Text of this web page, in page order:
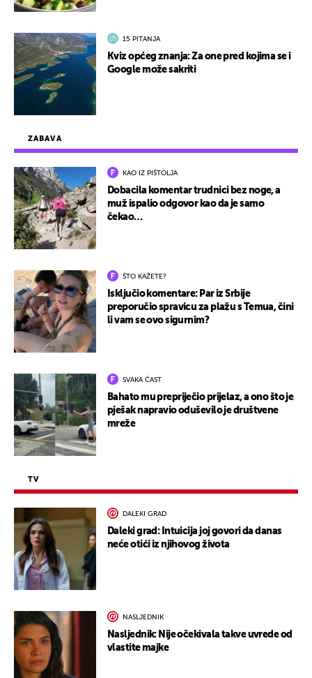
ZABAVA
KAO IZ PIŠTOLJA
Dobacila komentar trudnici bez noge, a
muž ispalio odgovor kao da je samo
čekao…
ŠTO KAŽETE?
Isključio komentare: Par iz Srbije
preporučio spravicu za plažu s Temua, čini
li vam se ovo sigurnim?
SVAKA ČAST
Bahato mu prepriječio prijelaz, a ono što je
pješak napravio oduševilo je društvene
mreže
TV
DALEKI GRAD
Daleki grad: Intuicija joj govori da danas
neće otići iz njihovog života
NASLJEDNIK
Nasljednik: Nije očekivala takve uvrede od
vlastite majke
15 PITANJA
Kviz općeg znanja: Za one pred kojima se i
Google može sakriti